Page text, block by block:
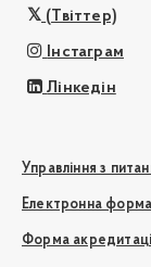
(Твіттер)
Інстаграм
Лінкедін
Управління з
Електронна
Форма